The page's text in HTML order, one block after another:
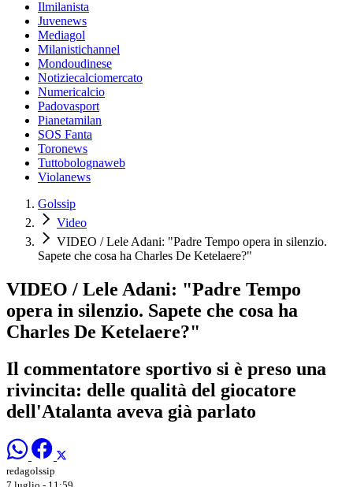
Ilmilanista
Juvenews
Mediagol
Milanistichannel
Mondoudinese
Notiziecalciomercato
Numericalcio
Padovasport
Pianetamilan
SOS Fanta
Toronews
Tuttobolognaweb
Violanews
Golssip
Video
VIDEO / Lele Adani: "Padre Tempo opera in silenzio.
Sapete che cosa ha Charles De Ketelaere?"
VIDEO / Lele Adani: "Padre Tempo
opera in silenzio. Sapete che cosa ha
Charles De Ketelaere?"
Il commentatore sportivo si è preso una
rivincita: delle qualità del giocatore
dell'Atalanta aveva già parlato
redagolssip